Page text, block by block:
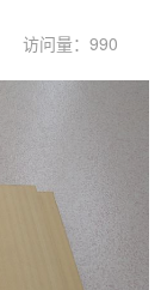
访问量：990